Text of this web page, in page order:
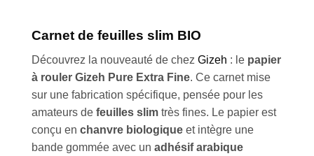
Carnet de feuilles slim BIO
Découvrez la nouveauté de chez Gizeh : le papier
à rouler Gizeh Pure Extra Fine. Ce carnet mise
sur une fabrication spécifique, pensée pour les
amateurs de feuilles slim très fines. Le papier est
conçu en chanvre biologique et intègre une
bande gommée avec un adhésif arabique